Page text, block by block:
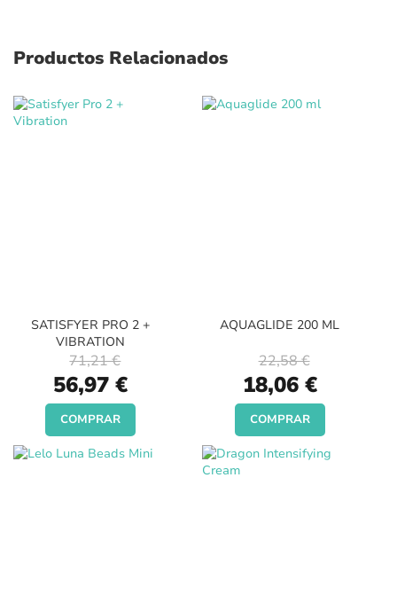
Productos Relacionados
SATISFYER PRO 2 +
VIBRATION
Special
Price
56,97 €
71,21 €
COMPRAR
AQUAGLIDE 200 ML
Special
Price
18,06 €
22,58 €
COMPRAR